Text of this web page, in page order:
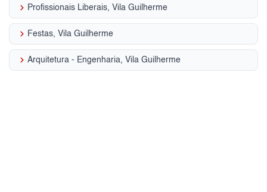
keyboard_arrow_right Profissionais Liberais, Vila Guilherme
keyboard_arrow_right Festas, Vila Guilherme
keyboard_arrow_right Arquitetura - Engenharia, Vila Guilherme